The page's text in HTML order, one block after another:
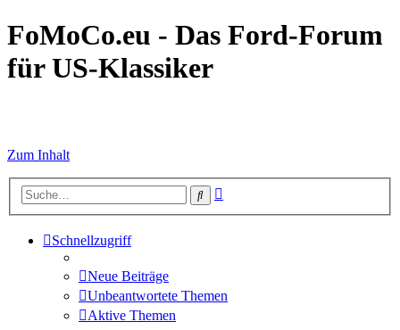
FoMoCo.eu - Das Ford-Forum
für US-Klassiker
Zum Inhalt
Suche
Schnellzugriff
Neue Beiträge
Unbeantwortete Themen
Aktive Themen